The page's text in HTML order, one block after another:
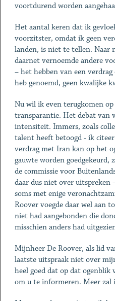
voortdurend worden
Het aantal keren dat ik
voorzitster, omdat ik geen
landen, is niet te tellen. Naar
daarnet vernoemde andere
– het hebben van een
heb genoemd, geen kwalijke
Nu wil ik even terugkomen
transparantie. Het debat van
intensiteit. Immers, zoals
talent heeft betoogd - ik
verdrag met Iran kan op het
gauwte worden goedgekeurd,
de commissie voor
daar dus niet over uitspreken
soms met enige
Roover voegde daar wel aan
niet had aangebonden die
misschien anders had
Mijnheer De Roover, als lid
laatste uitspraak niet over
heel goed dat op dat ogenblik
om u te informeren. Meer zal